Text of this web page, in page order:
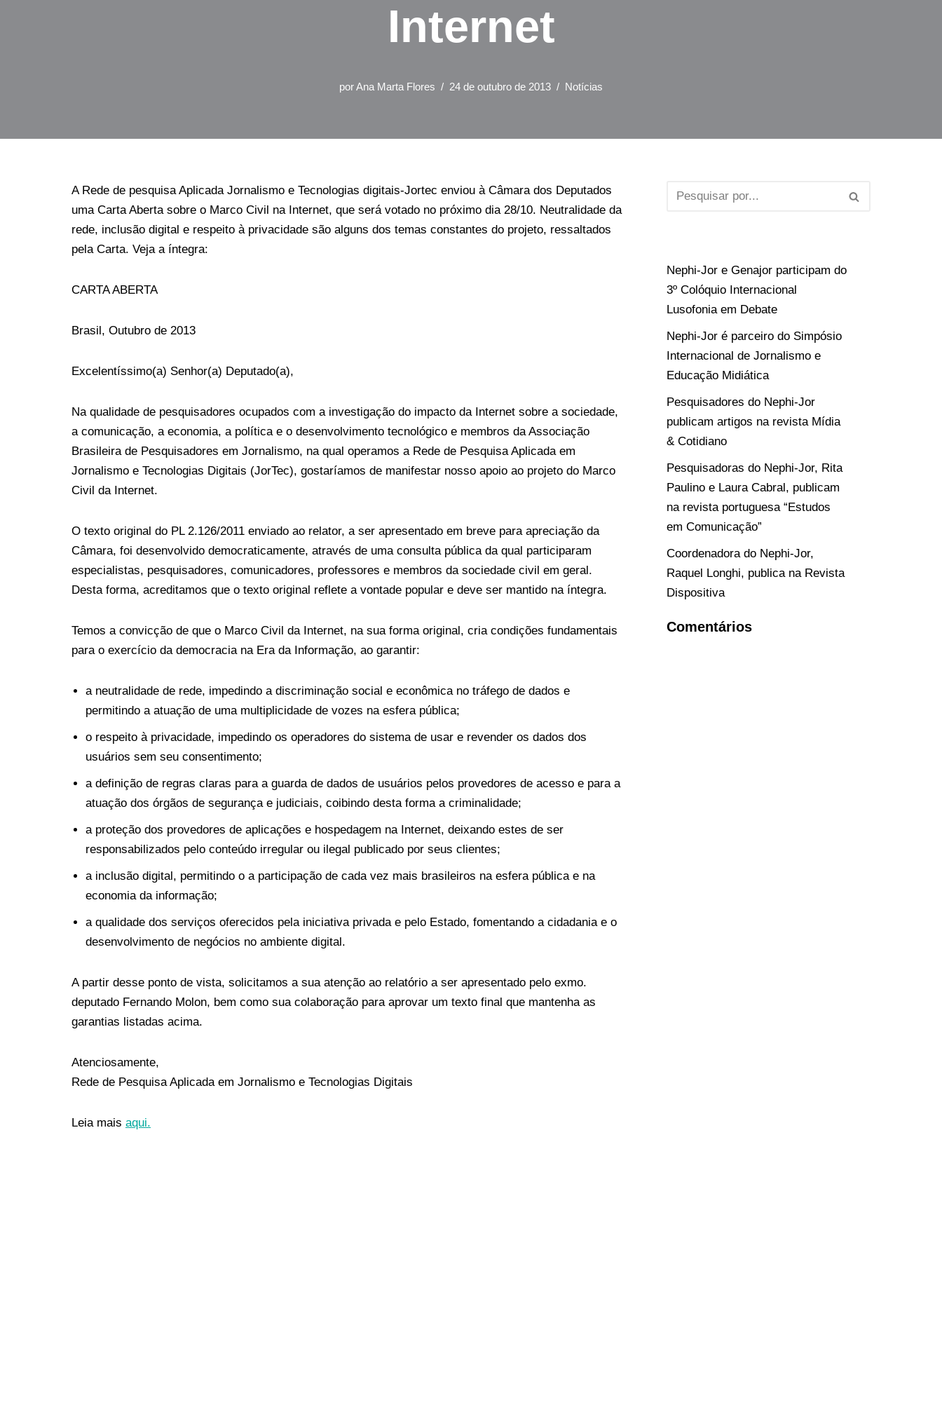
Internet
porAna Marta Flores 24 de outubro de 2013 Notícias
A Rede de pesquisa Aplicada Jornalismo e Tecnologias digitais-Jortec enviou à Câmara dos Deputados
uma Carta Aberta sobre o Marco Civil na Internet, que será votado no próximo dia 28/10. Neutralidade da
rede, inclusão digital e respeito à privacidade são alguns dos temas constantes do projeto, ressaltados
pela Carta. Veja a íntegra:
CARTA ABERTA
Brasil, Outubro de 2013
Excelentíssimo(a) Senhor(a) Deputado(a),
Na qualidade de pesquisadores ocupados com a investigação do impacto da Internet sobre a sociedade,
a comunicação, a economia, a política e o desenvolvimento tecnológico e membros da Associação
Brasileira de Pesquisadores em Jornalismo, na qual operamos a Rede de Pesquisa Aplicada em
Jornalismo e Tecnologias Digitais (JorTec), gostaríamos de manifestar nosso apoio ao projeto do Marco
Civil da Internet.
O texto original do PL 2.126/2011 enviado ao relator, a ser apresentado em breve para apreciação da
Câmara, foi desenvolvido democraticamente, através de uma consulta pública da qual participaram
especialistas, pesquisadores, comunicadores, professores e membros da sociedade civil em geral.
Desta forma, acreditamos que o texto original reflete a vontade popular e deve ser mantido na íntegra.
Temos a convicção de que o Marco Civil da Internet, na sua forma original, cria condições fundamentais
para o exercício da democracia na Era da Informação, ao garantir:
a neutralidade de rede, impedindo a discriminação social e econômica no tráfego de dados e
permitindo a atuação de uma multiplicidade de vozes na esfera pública;
o respeito à privacidade, impedindo os operadores do sistema de usar e revender os dados dos
usuários sem seu consentimento;
a definição de regras claras para a guarda de dados de usuários pelos provedores de acesso e para a
atuação dos órgãos de segurança e judiciais, coibindo desta forma a criminalidade;
a proteção dos provedores de aplicações e hospedagem na Internet, deixando estes de ser
responsabilizados pelo conteúdo irregular ou ilegal publicado por seus clientes;
a inclusão digital, permitindo o a participação de cada vez mais brasileiros na esfera pública e na
economia da informação;
a qualidade dos serviços oferecidos pela iniciativa privada e pelo Estado, fomentando a cidadania e o
desenvolvimento de negócios no ambiente digital.
A partir desse ponto de vista, solicitamos a sua atenção ao relatório a ser apresentado pelo exmo.
deputado Fernando Molon, bem como sua colaboração para aprovar um texto final que mantenha as
garantias listadas acima.
Atenciosamente,
Rede de Pesquisa Aplicada em Jornalismo e Tecnologias Digitais
Leia mais aqui.
Nephi-Jor e Genajor participam do
3º Colóquio Internacional
Lusofonia em Debate
Nephi-Jor é parceiro do Simpósio
Internacional de Jornalismo e
Educação Midiática
Pesquisadores do Nephi-Jor
publicam artigos na revista Mídia
& Cotidiano
Pesquisadoras do Nephi-Jor, Rita
Paulino e Laura Cabral, publicam
na revista portuguesa “Estudos
em Comunicação”
Coordenadora do Nephi-Jor,
Raquel Longhi, publica na Revista
Dispositiva
Comentários